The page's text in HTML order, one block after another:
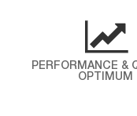
PERFORMANCE &
OPTIMUM